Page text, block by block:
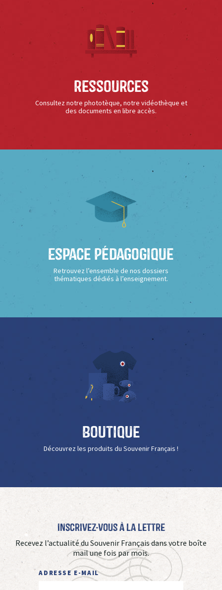
Ressources
Consultez notre phototèque, notre vidéothèque et
des documents en libre accès.
Espace Pédagogique
Retrouvez l’ensemble de nos dossiers
thématiques dédiés à l’enseignement.
Boutique
Découvrez les produits du Souvenir Français !
Inscrivez-vous à La Lettre
Recevez l’actualité du Souvenir Français dans votre boîte
mail une fois par mois.
ADRESSE E-MAIL